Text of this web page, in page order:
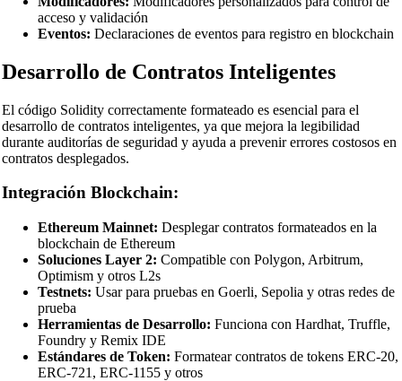
Shell Script Beautifier
CUDA Code Beautifier
Scala Code Beautifier
R Code Beautifier
Julia Code Beautifier
MATLAB Code Beautifier
Lua Code Beautifier
Dockerfile Beautifier
acceso y validación
Eventos: Declaraciones de eventos para registro en blockchain
Desarrollo de Contratos Inteligentes
El código Solidity correctamente formateado es esencial para el
desarrollo de contratos inteligentes, ya que mejora la legibilidad
durante auditorías de seguridad y ayuda a prevenir errores costosos en
contratos desplegados.
Integración Blockchain:
Ethereum Mainnet: Desplegar contratos formateados en la
blockchain de Ethereum
Soluciones Layer 2: Compatible con Polygon, Arbitrum,
Optimism y otros L2s
Testnets: Usar para pruebas en Goerli, Sepolia y otras redes de
prueba
Herramientas de Desarrollo: Funciona con Hardhat, Truffle,
Foundry y Remix IDE
Estándares de Token: Formatear contratos de tokens ERC-20,
ERC-721, ERC-1155 y otros